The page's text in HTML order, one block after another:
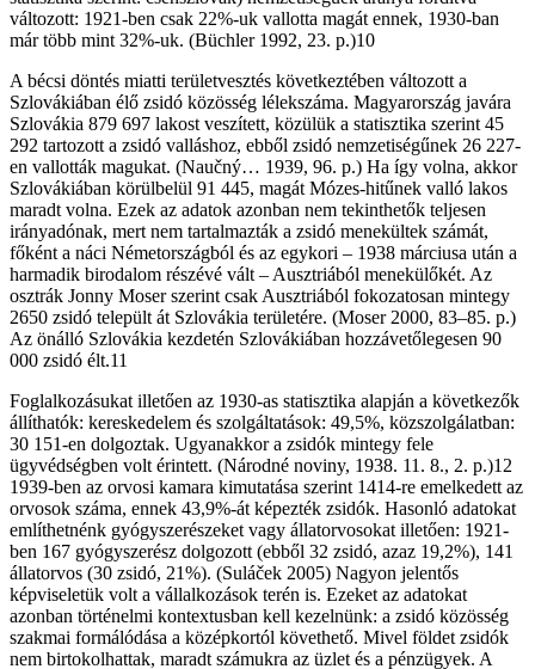
változott: 1921-ben csak 22%-uk vallotta magát ennek, 1930-ban
már több mint 32%-uk. (Büchler 1992, 23. p.)10
A bécsi döntés miatti területvesztés következtében változott a
Szlovákiában élő zsidó közösség lélekszáma. Magyarország javára
Szlovákia 879 697 lakost veszített, közülük a statisztika szerint 45
292 tartozott a zsidó valláshoz, ebből zsidó nemzetiségűnek 26 227-
en vallották magukat. (Naučný… 1939, 96. p.) Ha így volna, akkor
Szlovákiában körülbelül 91 445, magát Mózes-hitűnek valló lakos
maradt volna. Ezek az adatok azonban nem tekinthetők teljesen
irányadónak, mert nem tartalmazták a zsidó menekültek számát,
főként a náci Németországból és az egykori – 1938 márciusa után a
harmadik birodalom részévé vált – Ausztriából menekülőkét. Az
osztrák Jonny Moser szerint csak Ausztriából fokozatosan mintegy
2650 zsidó települt át Szlovákia területére. (Moser 2000, 83–85. p.)
Az önálló Szlovákia kezdetén Szlovákiában hozzávetőlegesen 90
000 zsidó élt.11
Foglalkozásukat illetően az 1930-as statisztika alapján a következők
állíthatók: kereskedelem és szolgáltatások: 49,5%, közszolgálatban:
30 151-en dolgoztak. Ugyanakkor a zsidók mintegy fele
ügyvédségben volt érintett. (Národné noviny, 1938. 11. 8., 2. p.)12
1939-ben az orvosi kamara kimutatása szerint 1414-re emelkedett az
orvosok száma, ennek 43,9%-át képezték zsidók. Hasonló adatokat
említhetnénk gyógysze­részeket vagy állatorvosokat illetően: 1921-
ben 167 gyógyszerész dolgozott (ebből 32 zsidó, azaz 19,2%), 141
állatorvos (30 zsidó, 21%). (Suláček 2005) Nagyon jelentős
képviseletük volt a vállalkozások terén is. Ezeket az adatokat
azonban történelmi kontextusban kell kezelnünk: a zsidó közösség
szakmai formálódása a középkortól követhető. Mivel földet zsidók
nem birtokolhattak, maradt számukra az üzlet és a pénzügyek. A